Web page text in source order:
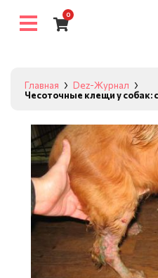
0
Главная
Dez-Журнал
Чесоточные клещи у собак: